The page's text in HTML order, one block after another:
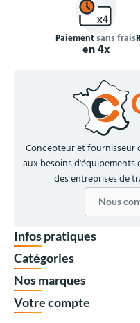
Paiementsans frais
en 4x
Concepteur et fournisseur
aux besoins d'équipements
des entreprises de
Nous
Infos pratiques
Catégories
Nos marques
Votre compte